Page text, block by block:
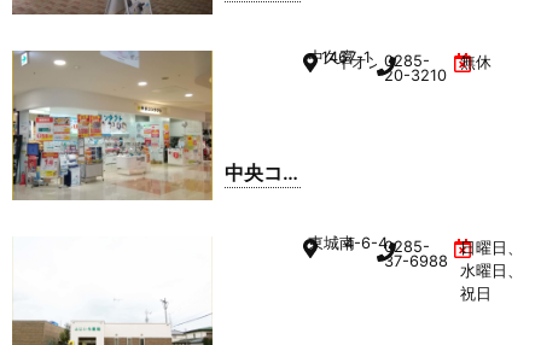
ストウ
ォーク
中央コ
中久喜
1467-1
イオンモール小山 1F
0285-
20-3210
無休
東城南4-6-40285-
37-6988
日曜日、
水曜日、
祝日